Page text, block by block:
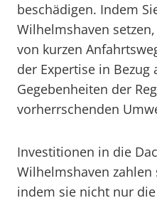
beschädigen. Indem
Wilhelmshaven
von kurzen
der Expertise in Bezug
Gegebenheiten der
vorherrschenden
Investitionen in die
Wilhelmshaven
indem sie nicht nur